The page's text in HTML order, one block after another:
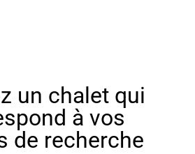
un chalet qui
à vos
de recherche